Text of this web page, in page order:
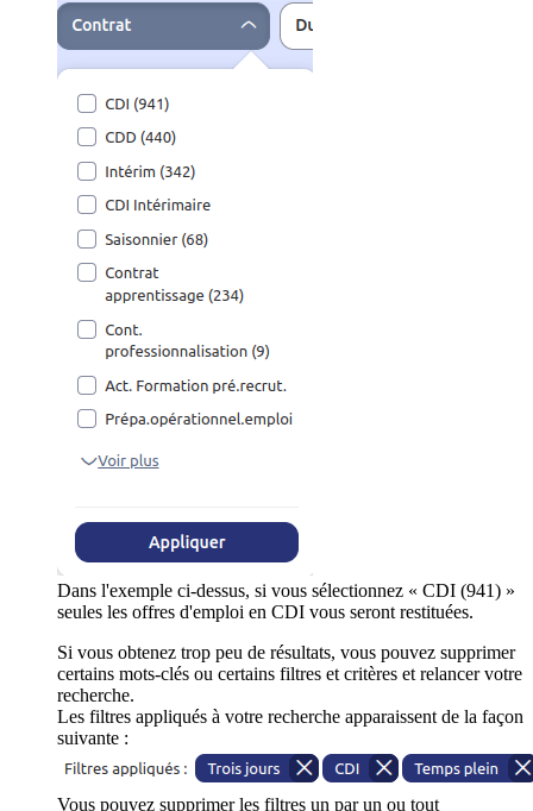
Dans l'exemple ci-dessus, si vous sélectionnez « CDI (941) »
seules les offres d'emploi en CDI vous seront restituées.
Si vous obtenez trop peu de résultats, vous pouvez supprimer
certains mots-clés ou certains filtres et critères et relancer votre
recherche.
Les filtres appliqués à votre recherche apparaissent de la façon
suivante :
Vous pouvez supprimer les filtres un par un ou tout